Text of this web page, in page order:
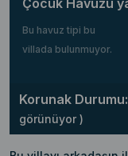
Çocuk Havuzu
Bu havuz tipi bu
villada bulunmuyor.
Korunak Durumu:
görünüyor )